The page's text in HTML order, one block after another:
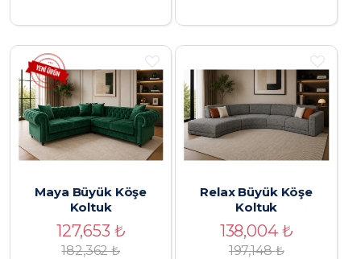
Maya Büyük Köşe
Koltuk
127,653 ₺
182,362₺
Relax Büyük Köşe
Koltuk
138,004 ₺
197,148₺